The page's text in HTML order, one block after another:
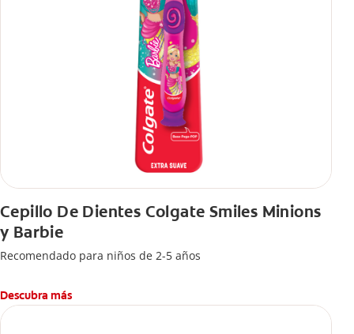
Cepillo De Dientes Colgate Smiles Minions
y Barbie
Recomendado para niños de 2-5 años
Descubra más